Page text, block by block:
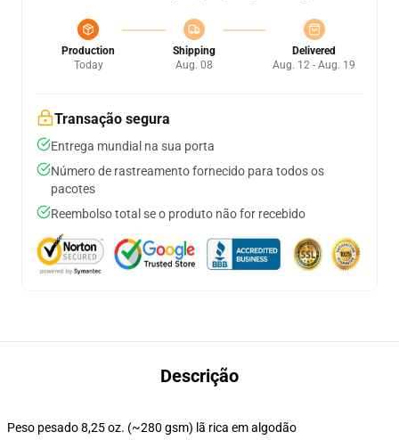
Production
Today
Shipping
Aug. 08
Delivered
Aug. 12 - Aug. 19
Transação segura
Entrega mundial na sua porta
Número de rastreamento fornecido para todos os
pacotes
Reembolso total se o produto não for recebido
Descrição
Peso pesado 8,25 oz. (~280 gsm) lã rica em algodão